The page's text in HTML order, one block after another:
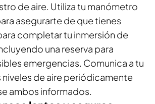
de aire. Utiliza tu manómetro
asegurarte de que tienes
completar tu inmersión de
una reserva para
emergencias. Comunica a tu
de aire periódicamente
ambos informados.